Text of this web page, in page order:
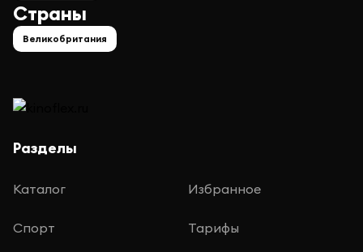
Страны
Великобритания
Разделы
Каталог Избранное
Спорт Тарифы